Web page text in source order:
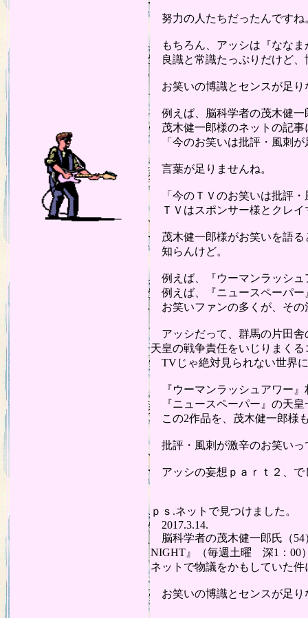
努力の人たちだったんですね
もちろん、アッシは『ななま
良識と常識たっぷりだけど、
お笑いの博識とセンスが足り
例えば、脳科学者の茂木健一
茂木健一郎様のネットの記事
「今のお笑いは批評・風刺が
言葉が足りませんね。
「今のＴＶのお笑いは批評・
ＴＶはスポンサー様とクレイ
茂木健一郎様がお笑いを語る
知らんけど。
例えば、『ウーマンラッシュ
例えば、『ニュースペーパー
お笑いファンの多くが、その
アッシだって、群馬の片田舎
天皇の戦争責任をいじりまく
TVじゃ絶対見られない世界
『ウーマンラッシュアワー』
『ニュースペーパー』の天皇
この2作品を、茂木健一郎様
批評・風刺が激辛のお笑いっ
アッシの妄想ｐａｒｔ２、で
ｐｓ.ネットで見つけました。
2017.3.14.
脳科学者の茂木健一郎氏（54
NIGHT』（毎週土曜 深1：00
ネットで物議をかもしていた
お笑いの博識とセンスが足り